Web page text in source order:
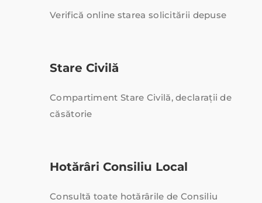
Verifică online starea solicitării depuse
Stare Civilă
Compartiment Stare Civilă, declarații de
căsătorie
Hotărâri Consiliu Local
Consultă toate hotărârile de Consiliu